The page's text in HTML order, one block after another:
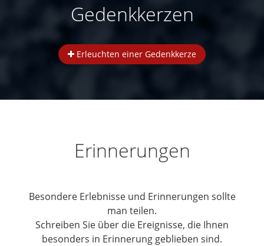
Gedenkkerzen
Erleuchten einer Gedenkkerze
Erinnerungen
Besondere Erlebnisse und Erinnerungen sollte
man teilen.
Schreiben Sie über die Ereignisse, die Ihnen
besonders in Erinnerung geblieben sind.